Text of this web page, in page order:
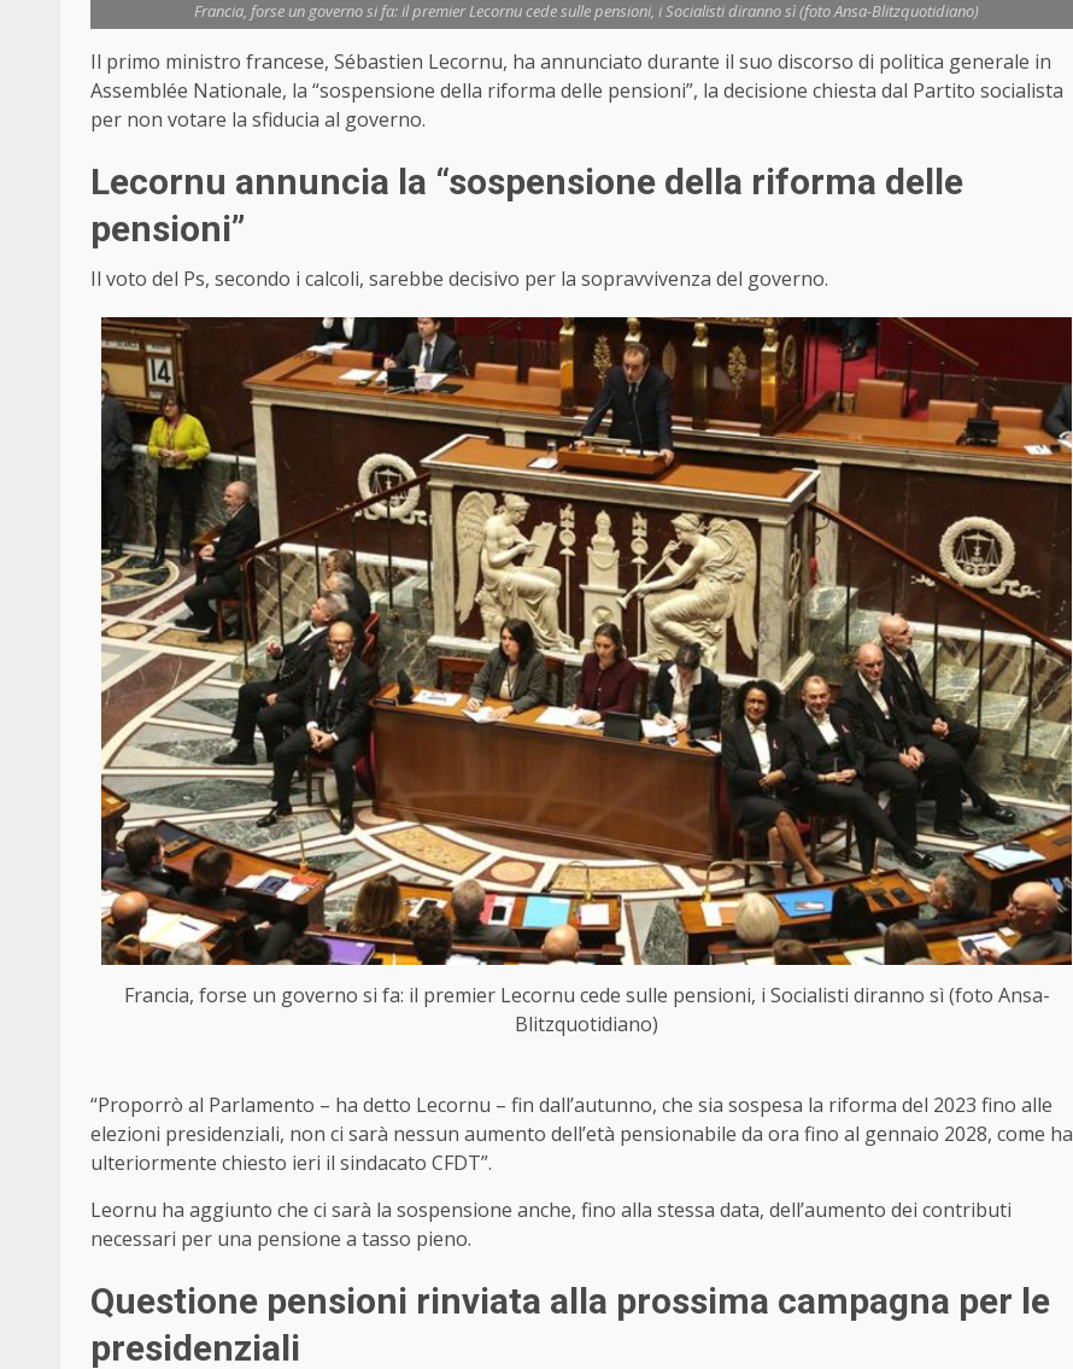
Francia, forse un governo si fa: il premier Lecornu cede sulle pensioni, i Socialisti diranno sì (foto Ansa-Blitzquotidiano)
Il primo ministro francese, Sébastien Lecornu, ha annunciato durante il suo discorso di politica generale in
Assemblée Nationale, la “sospensione della riforma delle pensioni”, la decisione chiesta dal Partito socialista
per non votare la sfiducia al governo.
Lecornu annuncia la “sospensione della riforma delle
pensioni”
Il voto del Ps, secondo i calcoli, sarebbe decisivo per la sopravvivenza del governo.
Francia, forse un governo si fa: il premier Lecornu cede sulle pensioni, i Socialisti diranno sì (foto Ansa-
Blitzquotidiano)
“Proporrò al Parlamento – ha detto Lecornu – fin dall’autunno, che sia sospesa la riforma del 2023 fino alle
elezioni presidenziali, non ci sarà nessun aumento dell’età pensionabile da ora fino al gennaio 2028, come ha
ulteriormente chiesto ieri il sindacato CFDT”.
Leornu ha aggiunto che ci sarà la sospensione anche, fino alla stessa data, dell’aumento dei contributi
necessari per una pensione a tasso pieno.
Questione pensioni rinviata alla prossima campagna per le
presidenziali